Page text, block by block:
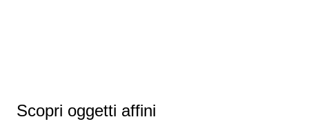
Scopri oggetti affini